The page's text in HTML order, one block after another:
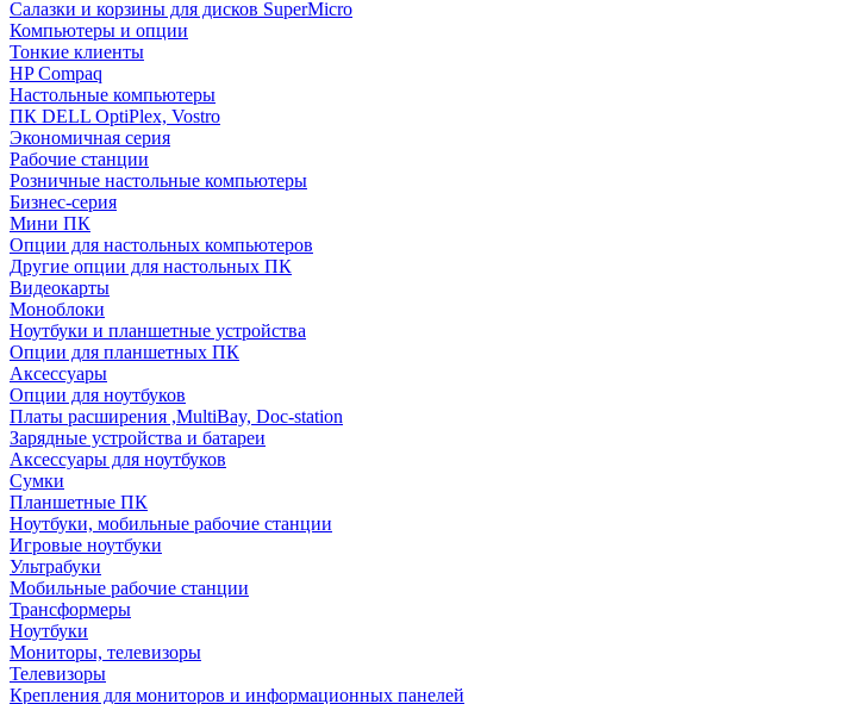
Салазки и корзины для дисков SuperMicro
Компьютеры и опции
Тонкие клиенты
HP Compaq
Настольные компьютеры
ПК DELL OptiPlex, Vostro
Экономичная серия
Рабочие станции
Розничные настольные компьютеры
Бизнес-серия
Мини ПК
Опции для настольных компьютеров
Другие опции для настольных ПК
Видеокарты
Моноблоки
Ноутбуки и планшетные устройства
Опции для планшетных ПК
Аксессуары
Опции для ноутбуков
Платы расширения ,MultiBay, Doc-station
Зарядные устройства и батареи
Аксессуары для ноутбуков
Сумки
Планшетные ПК
Ноутбуки, мобильные рабочие станции
Игровые ноутбуки
Ультрабуки
Мобильные рабочие станции
Трансформеры
Ноутбуки
Мониторы, телевизоры
Телевизоры
Крепления для мониторов и информационных панелей